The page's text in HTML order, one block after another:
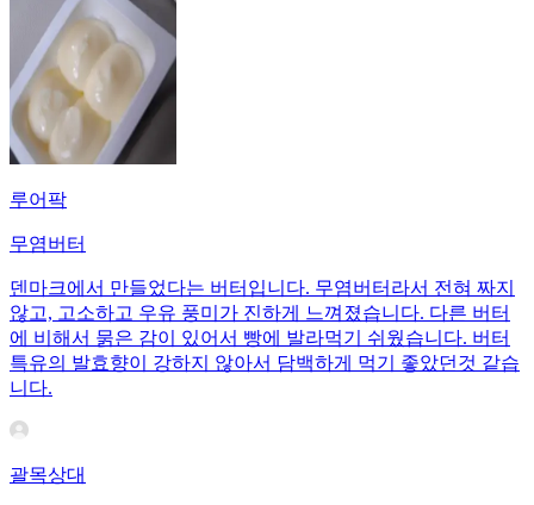
루어팍
무염버터
덴마크에서 만들었다는 버터입니다. 무염버터라서 전혀 짜지
않고, 고소하고 우유 풍미가 진하게 느껴졌습니다. 다른 버터
에 비해서 묽은 감이 있어서 빵에 발라먹기 쉬웠습니다. 버터
특유의 발효향이 강하지 않아서 담백하게 먹기 좋았던것 같습
니다.
괄목상대